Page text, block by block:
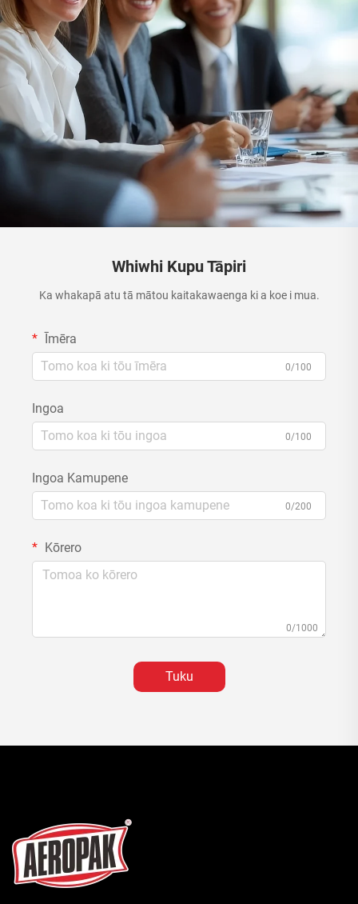
Whiwhi Kupu Tāpiri
Ka whakapā atu tā mātou kaitakawaenga ki a koe i mua.
Īmēra
0/100
Ingoa
0/100
Ingoa Kamupene
0/200
Kōrero
0/1000
Tuku